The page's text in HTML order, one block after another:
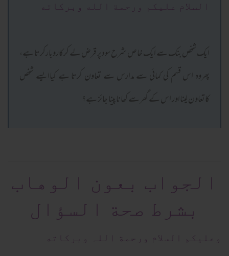
السلام عليكم ورحمة الله وبركاته
ایک شخص بنک سے ایک خاص شرح سودپر قرض لے کرکاروبارکرتا ہے،
پھروہ اس قسم کی کمائی سے مدارس سے تعاون کرتا ہے کیاایسے شخص
کاتعاون لینااور اس کے گھر سے کھاناپینا جائز ہے؟
الجواب بعون الوهاب
بشرط صحة السؤال
وعلیکم السلام ورحمة اللہ وبرکاته